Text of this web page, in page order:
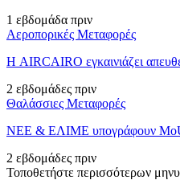
1 εβδομάδα πριν
Αεροπορικές Μεταφορές
Η AIRCAIRO εγκαινιάζει
2 εβδομάδες πριν
Θαλάσσιες Μεταφορές
ΝΕΕ & ΕΛΙΜΕ υπογράφουν
2 εβδομάδες πριν
Τοποθετήστε περισσότερων